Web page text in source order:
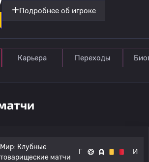
Подробнее об игроке
Карьера Переходы
Мир: Клубные
товарищеские матчи
Г И